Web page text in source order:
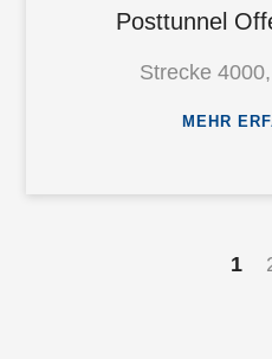
Posttunnel
Strecke
MEHR
1